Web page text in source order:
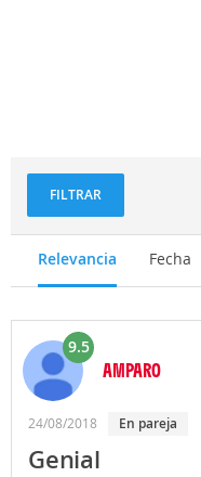
FILTRAR
Relevancia Fecha
9.5
AMPARO
24/08/2018 en pareja
Genial